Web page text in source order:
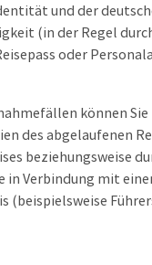
und der
(in der Regel
oder
können
des abgelaufenen
beziehungsweise
in Verbindung mit
(beispielsweise